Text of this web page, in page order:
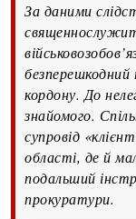
За даними
безперешкодний
кордону. До
знайомого.
супровід
області, де й
подальший
прокуратури.